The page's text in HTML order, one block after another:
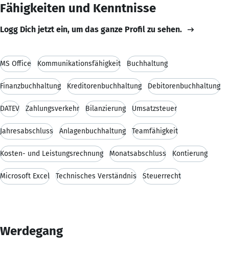
Fähigkeiten und Kenntnisse
Logg Dich jetzt ein, um das ganze Profil zu sehen.
MS Office Kommunikationsfähigkeit Buchhaltung
Finanzbuchhaltung Kreditorenbuchhaltung Debitorenbuchhaltung
DATEV Zahlungsverkehr Bilanzierung Umsatzsteuer
Jahresabschluss Anlagenbuchhaltung Teamfähigkeit
Kosten- und Leistungsrechnung Monatsabschluss Kontierung
Microsoft Excel Technisches Verständnis Steuerrecht
Werdegang